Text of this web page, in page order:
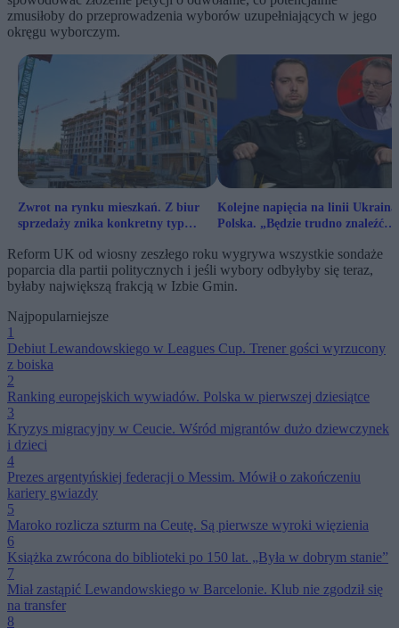
zmusiłoby do przeprowadzenia wyborów uzupełniających w jego
okręgu wyborczym.
Zwrot na rynku mieszkań. Z biur
sprzedaży znika konkretny typ
Kolejne napięcia na linii
Polska. „Będzie trudno znaleźć
Reform UK od wiosny zeszłego roku wygrywa wszystkie sondaże
poparcia dla partii politycznych i jeśli wybory odbyłyby się teraz,
byłaby największą frakcją w Izbie Gmin.
Najpopularniejsze
1
Debiut Lewandowskiego w Leagues Cup. Trener gości wyrzucony
z boiska
2
Ranking europejskich wywiadów. Polska w pierwszej dziesiątce
3
Kryzys migracyjny w Ceucie. Wśród migrantów dużo dziewczynek
i dzieci
4
Prezes argentyńskiej federacji o Messim. Mówił o zakończeniu
kariery gwiazdy
5
Maroko rozlicza szturm na Ceutę. Są pierwsze wyroki więzienia
6
Książka zwrócona do biblioteki po 150 lat. „Była w dobrym stanie”
7
Miał zastąpić Lewandowskiego w Barcelonie. Klub nie zgodził się
na transfer
8